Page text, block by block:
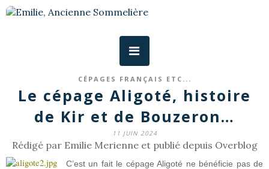
CÉPAGES FRANÇAIS ETC...
Le cépage Aligoté, histoire
de Kir et de Bouzeron…
11 JUIN 2024
Rédigé par Emilie Merienne et publié depuis Overblog
C’est un fait le cépage Aligoté ne bénéficie pas de